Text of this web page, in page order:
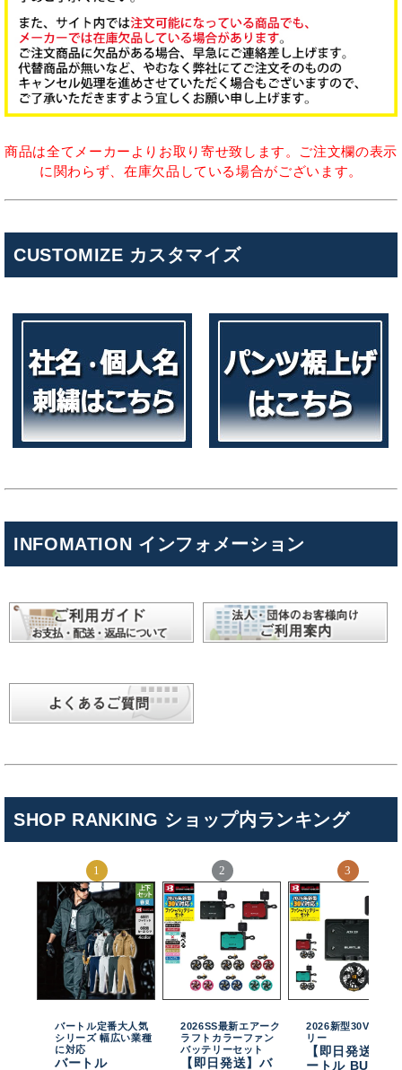
商品は全てメーカーよりお取り寄せ致します。ご注文欄の表示
に関わらず、在庫欠品している場合がございます。
CUSTOMIZE カスタマイズ
INFOMATION インフォメーション
SHOP RANKING ショップ内ランキング
バートル定番大人気
シリーズ 幅広い業種
に対応
バートル
2026SS最新エアーク
ラフトカラーファン
バッテリーセット
【即日発送】バ
2026新型30Vバッテ
リー
【即日発送】バ
ートル